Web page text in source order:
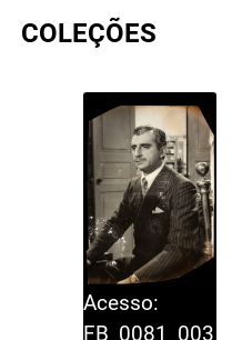
COLEÇÕES
Acesso:
FB_0081_003